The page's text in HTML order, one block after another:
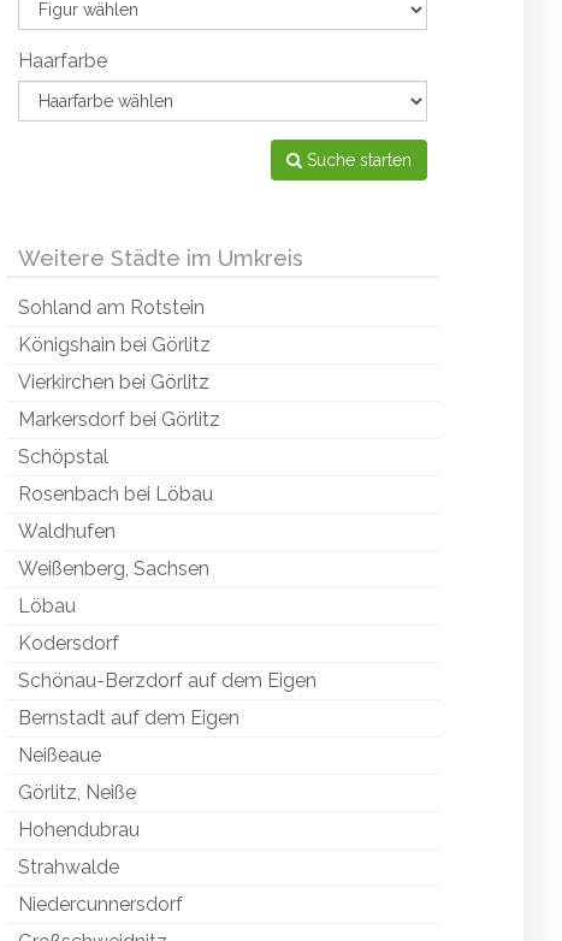
Haarfarbe
Suche starten
Weitere Städte im Umkreis
Sohland am Rotstein
Königshain bei Görlitz
Vierkirchen bei Görlitz
Markersdorf bei Görlitz
Schöpstal
Rosenbach bei Löbau
Waldhufen
Weißenberg, Sachsen
Löbau
Kodersdorf
Schönau-Berzdorf auf dem Eigen
Bernstadt auf dem Eigen
Neißeaue
Görlitz, Neiße
Hohendubrau
Strahwalde
Niedercunnersdorf